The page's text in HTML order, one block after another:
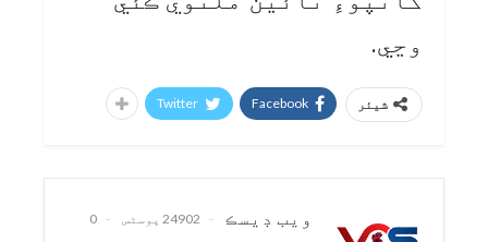
وڃي.
شیئر Facebook
Twitter
ويب ڊيسڪ 24902 پوسٹس
0